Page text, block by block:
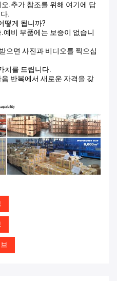
.추가 참조를 위해 여기에 답
.
떻게 됩니까?
비 부품에는 보증이 없습니
으면 사진과 비디오를 찍으십
치를 드립니다.
반복에서 새로운 자격을 갖